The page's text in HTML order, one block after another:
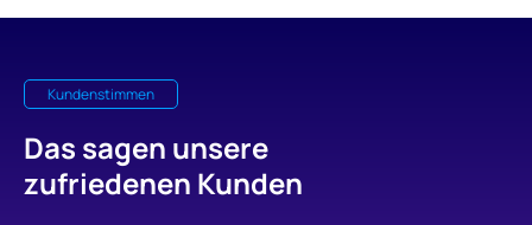
Kundenstimmen
Das sagen unsere
zufriedenen Kunden